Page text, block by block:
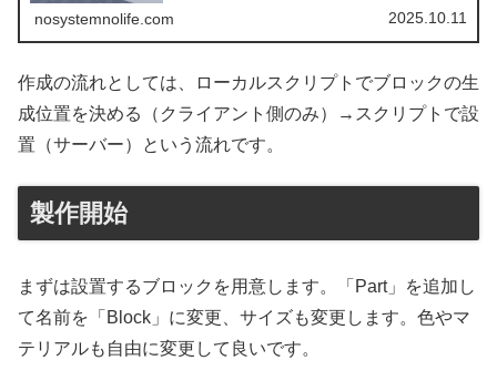
nosystemnolife.com 2025.10.11
作成の流れとしては、ローカルスクリプトでブロックの生
成位置を決める（クライアント側のみ）→スクリプトで設
置（サーバー）という流れです。
製作開始
まずは設置するブロックを用意します。「Part」を追加し
て名前を「Block」に変更、サイズも変更します。色やマ
テリアルも自由に変更して良いです。